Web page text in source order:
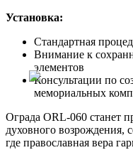
Установка:
Стандартная
Внимание к
элементов
Консультации по
мемориальных
Ограда ORL-060 станет
духовного возрождения,
где православная вера